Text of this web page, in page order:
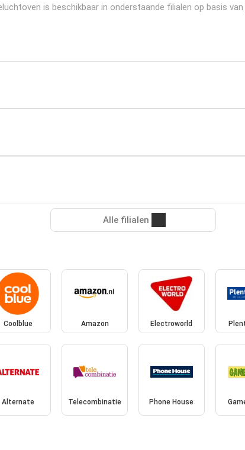
is beschikbaar in onderstaande filialen op basis
Alle filialen
Coolblue Amazon Electroworld
Alternate Telecombinatie Phone House